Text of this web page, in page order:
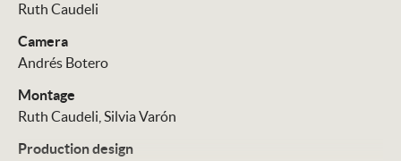
Ruth Caudeli
Camera
Andrés Botero
Montage
Ruth Caudeli Silvia Varón
Production design